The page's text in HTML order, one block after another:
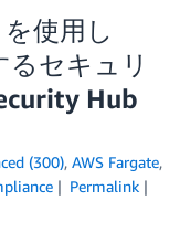
使用し
るセキュリ
Hub
(300), AWS Fargate,
Permalink